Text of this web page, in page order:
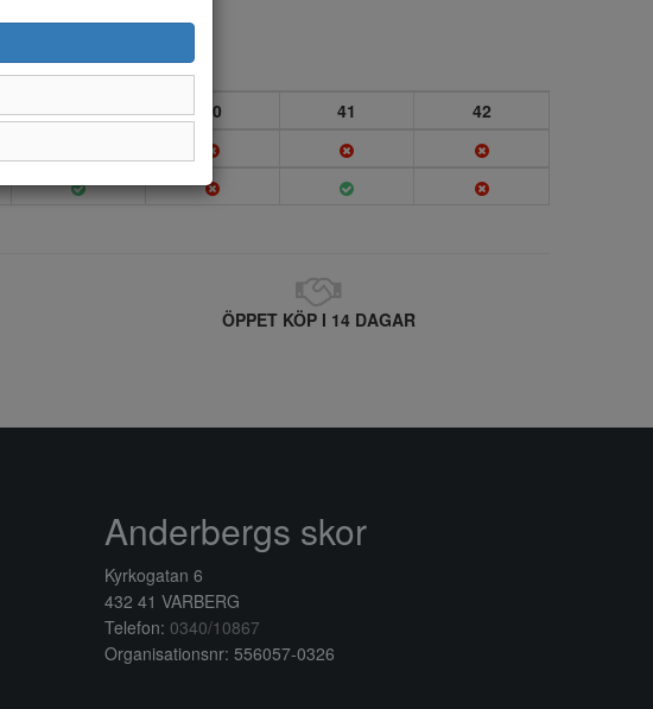
39 40 41
42
ÖPPET KÖP I 14 DAGAR
Anderbergs skor
Kyrkogatan 6
432 41 VARBERG
Telefon: 0340/10867
Organisationsnr: 556057-0326